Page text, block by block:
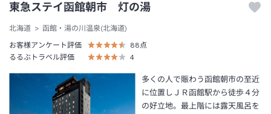
東急ステイ函館朝市 灯の湯
北海道
函館・湯の川温泉(北海道)
お客様アンケート評価
88点
るるぶトラベル評価
4
多くの人で賑わう函館朝市の至近
に位置しＪＲ函館駅から徒歩４分
の好立地。最上階には露天風呂を